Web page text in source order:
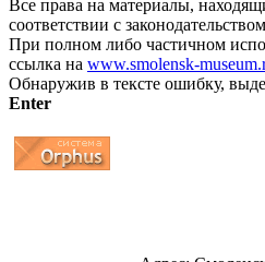
Все права на материалы,
соответствии с
При полном либо частичном
ссылка на www.smolensk-
Обнаружив в тексте ошибку,
Enter